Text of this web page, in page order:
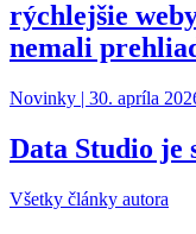
rýchlejšie
nemali
Novinky | 30. apríla
Data Studio je
Všetky články autora